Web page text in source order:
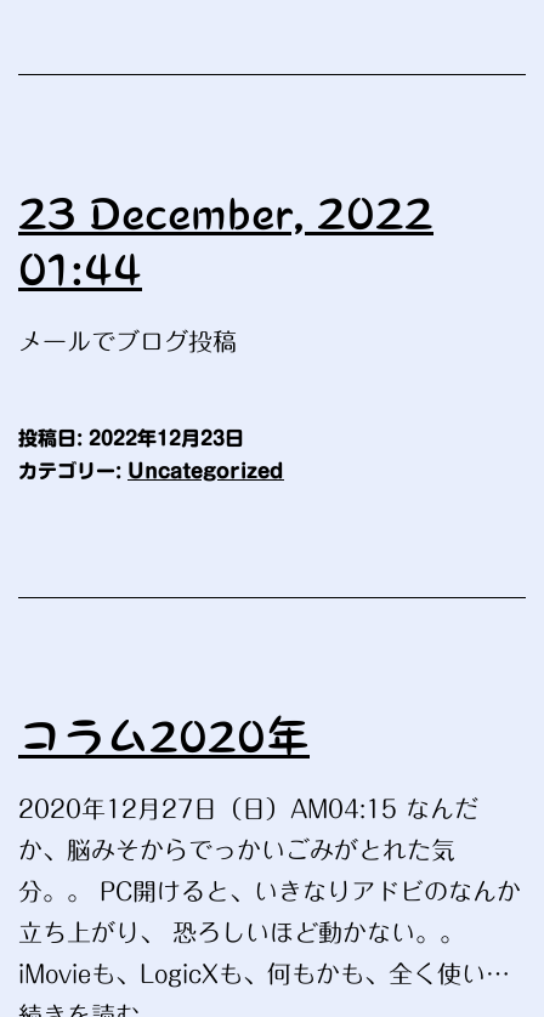
23 December, 2022
01:44
メールでブログ投稿
投稿日: 2022年12月23日
カテゴリー: Uncategorized
コラム2020年
2020年12月27日（日）AM04:15 なんだ
か、脳みそからでっかいごみがとれた気
分。。 PC開けると、いきなりアドビのなんか
立ち上がり、 恐ろしいほど動かない。。
iMovieも、LogicXも、何もかも、全く使い…